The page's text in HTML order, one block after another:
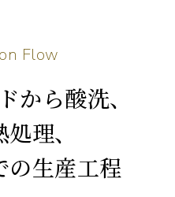
on Flow
から酸洗、
理、
の生産工程